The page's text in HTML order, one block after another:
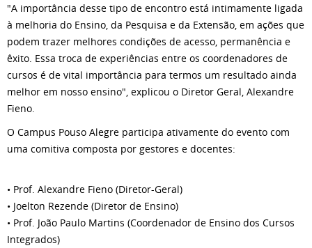
"A importância desse tipo de encontro está intimamente ligada
à melhoria do Ensino, da Pesquisa e da Extensão, em ações que
podem trazer melhores condições de acesso, permanência e
êxito. Essa troca de experiências entre os coordenadores de
cursos é de vital importância para termos um resultado ainda
melhor em nosso ensino", explicou o Diretor Geral, Alexandre
Fieno.
O Campus Pouso Alegre participa ativamente do evento com
uma comitiva composta por gestores e docentes:
• Prof. Alexandre Fieno (Diretor-Geral)
• Joelton Rezende (Diretor de Ensino)
• Prof. João Paulo Martins (Coordenador de Ensino dos Cursos
Integrados)